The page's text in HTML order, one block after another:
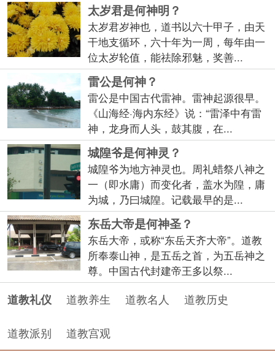
太岁君是何神明？
太岁君岁神也，道书以六十甲子，由天
干地支循环，六十年为一周，每年由一
位太岁轮值，能祛除邪魅，奖善...
雷公是何神？
雷公是中国古代雷神。雷神起源很早。
《山海经·海内东经》说：“雷泽中有雷
神，龙身而人头，鼓其腹，在...
城隍爷是何神灵？
城隍爷为地方神灵也。周礼蜡祭八神之
一（即水庸）而变化者，盖水为隍，庸
为城，乃曰城隍。记载最早的是...
东岳大帝是何神圣？
东岳大帝，或称“东岳天齐大帝”。道教
所奉泰山神，是五岳之首，为五岳神之
尊。中国古代封建帝王多以祭...
道教礼仪 道教养生 道教名人 道教历史
道教派别 道教宫观